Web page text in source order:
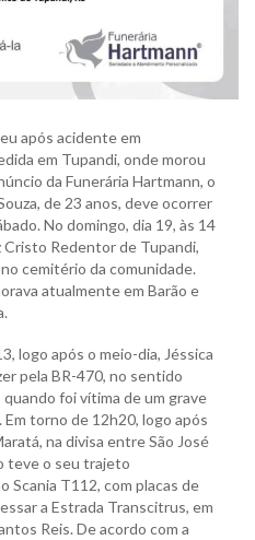
após acidente em
em Tupandi, onde morou
da Funerária Hartmann, o
de 23 anos, deve ocorrer
No domingo, dia 19, às 14
Cristo Redentor de Tupandi,
cemitério da comunidade.
atualmente em Barão e
logo após o meio-dia, Jéssica
pela BR-470, no sentido
foi vítima de um grave
torno de 12h20, logo após
na divisa entre São José
teve o seu trajeto
Scania T112, com placas de
a Estrada Transcitrus, em
Reis. De acordo com a